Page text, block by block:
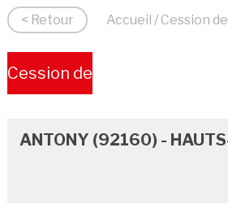
< Retour Accueil / Cession
Cession de
ANTONY (92160) -